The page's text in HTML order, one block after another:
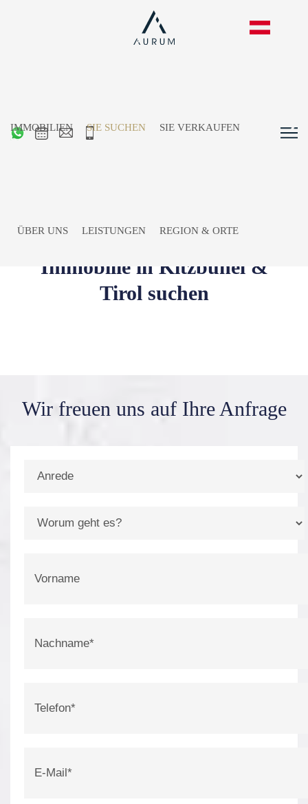
Immobilie in Kitzbühel &
Tirol suchen
Wir freuen uns auf Ihre Anfrage
IMMOBILIEN SIE SUCHEN SIE VERKAUFEN
ÜBER UNS LEISTUNGEN REGION & ORTE